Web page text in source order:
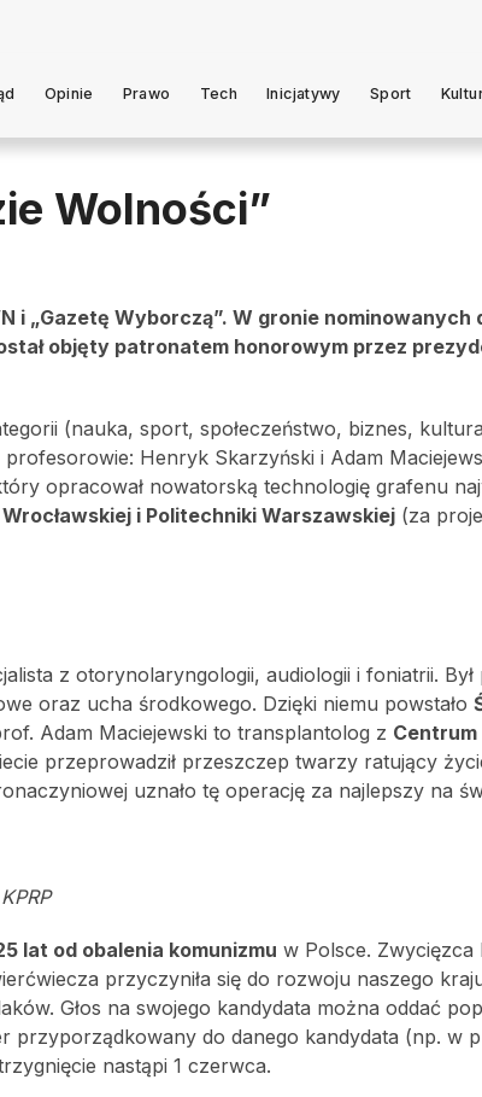
Opinie Prawo Tech Inicjatywy Sport
Wolności”
i „Gazetę Wyborczą”. W gronie nominowanych
objęty patronatem honorowym przez
(nauka, sport, społeczeństwo, biznes,
Henryk Skarzyński i Adam
opracował nowatorską technologię grafenu
i Politechniki Warszawskiej (za
z otorynolaryngologii, audiologii i foniatrii. Był
oraz ucha środkowego. Dzięki niemu powstało
Adam Maciejewski to transplantolog z Centrum
przeprowadził przeszczep twarzy ratujący
uznało tę operację za najlepszy na
lat od obalenia komunizmu w Polsce. Zwycięzca
przyczyniła się do rozwoju naszego
Głos na swojego kandydata można oddać
przyporządkowany do danego kandydata (np. w
nastąpi 1 czerwca.